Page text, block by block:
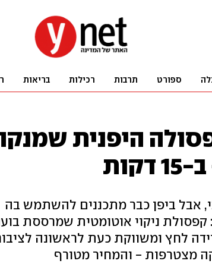
ספורט תרבות רכילות בריאות
היפנית
אבל ביפן כבר מתכננים להשתמש בה
קפסולת ניקוי אוטומטית שמרססת
לחץ ומשווקת כעת לראשונה
מצטרפות - והמחיר מטורף